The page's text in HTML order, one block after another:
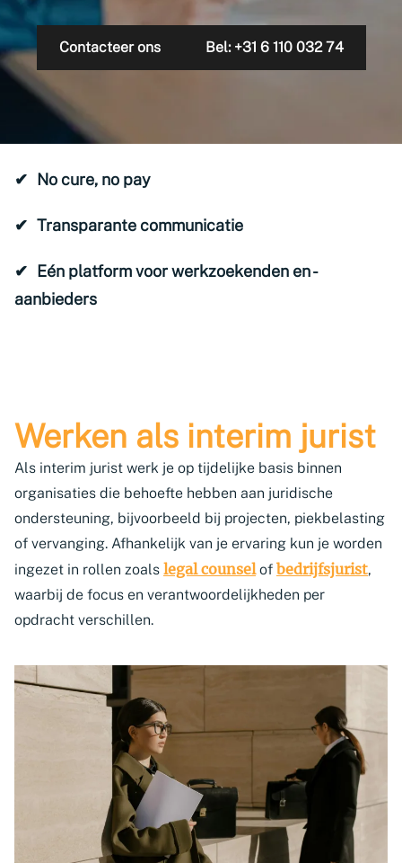
Contacteer ons Bel: +31 6 110 032 74
No cure, no pay
Transparante communicatie
Eén platform voor werkzoekenden en -
aanbieders
Werken als interim jurist
Als interim jurist werk je op tijdelijke basis binnen
organisaties die behoefte hebben aan juridische
ondersteuning, bijvoorbeeld bij projecten, piekbelasting
of vervanging. Afhankelijk van je ervaring kun je worden
ingezet in rollen zoals legal counselof bedrijfsjurist,
waarbij de focus en verantwoordelijkheden per
opdracht verschillen.